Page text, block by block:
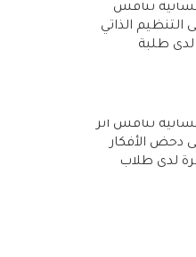
تناقش
التنظيم الذاتي
لدى طلبة
تناقش أثر
دحض الأفكار
لدى طلاب